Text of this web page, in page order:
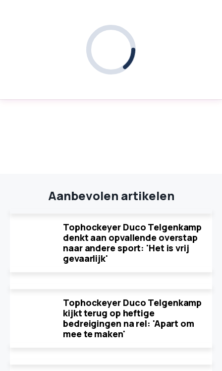
Aanbevolen artikelen
Tophockeyer Duco Telgenkamp
denkt aan opvallende overstap
naar andere sport: 'Het is vrij
gevaarlijk'
Tophockeyer Duco Telgenkamp
kijkt terug op heftige
bedreigingen na rel: 'Apart om
mee te maken'